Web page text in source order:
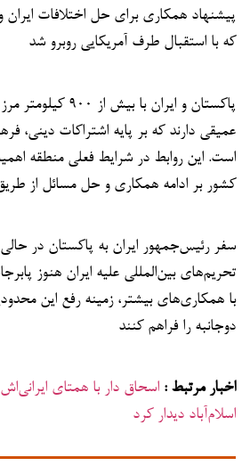
پیشنهاد همکاری برای حل اختلافات ایران و
که با استقبال طرف آمریکایی روبرو شد
پاکستان و ایران با
عمیقی دارند که بر پایه اشتراکات دینی،
است. این روابط در شرایط فعلی منطقه
کشور بر ادامه همکاری و حل مسائل از طریق
سفر رئیس‌جمهور ایران به پاکستان در
تحریم‌های بین‌المللی علیه ایران هنوز
با همکاری‌های بیشتر، زمینه رفع این
دوجانبه را فراهم کنند
اخبار مرتبط : اسحاق دار با همتای
اسلام‌آباد دیدار کرد